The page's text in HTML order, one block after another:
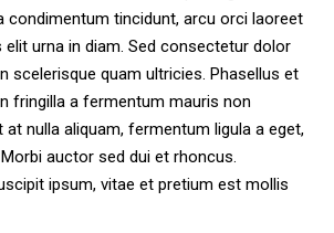
condimentum tincidunt, arcu orci laoreet
urna in diam. Sed consectetur dolor
scelerisque quam ultricies. Phasellus et
fringilla a fermentum mauris non
at nulla aliquam, fermentum ligula a eget,
auctor sed dui et rhoncus.
ipsum, vitae et pretium est mollis